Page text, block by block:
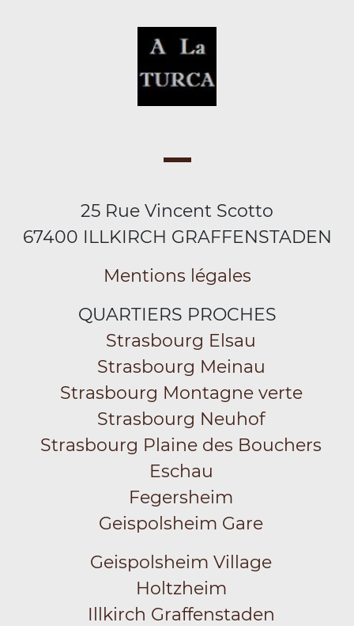
25 Rue Vincent Scotto
67400 ILLKIRCH GRAFFENSTADEN
Mentions légales
QUARTIERS PROCHES
Strasbourg Elsau
Strasbourg Meinau
Strasbourg Montagne verte
Strasbourg Neuhof
Strasbourg Plaine des Bouchers
Eschau
Fegersheim
Geispolsheim Gare
Geispolsheim Village
Holtzheim
Illkirch Graffenstaden